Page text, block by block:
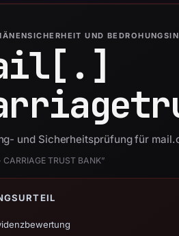
UND
und Sicherheitsprüfung für
CARRIAGE TRUST BANK”